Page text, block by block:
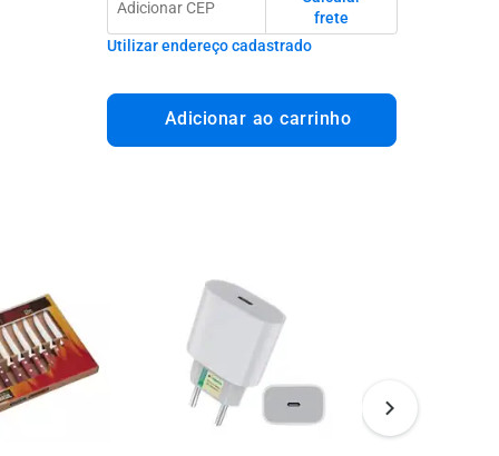
frete
Utilizar endereço cadastrado
Adicionar ao carrinho